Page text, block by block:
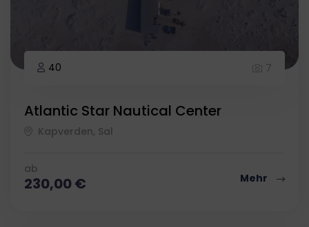
40 7
Atlantic Star Nautical Center
Kapverden, Sal
ab
230,00€ Mehr